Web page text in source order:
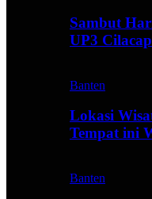
Sambut
UP3
Banten
Lokasi
Tempat ini
Banten